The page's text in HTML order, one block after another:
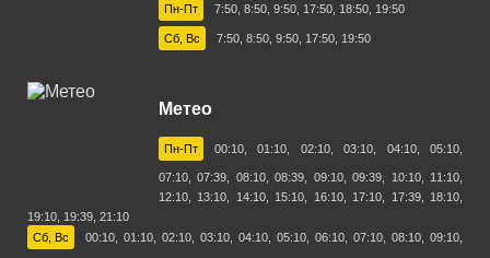
Пн-Пт 7:50, 8:50, 9:50, 17:50, 18:50, 19:50
Сб, Вс 7:50, 8:50, 9:50, 17:50, 19:50
Метео
Пн-Пт 00:10, 01:10, 02:10, 03:10, 04:10, 05:10,
07:10, 07:39, 08:10, 08:39, 09:10, 09:39, 10:10, 11:10,
12:10, 13:10, 14:10, 15:10, 16:10, 17:10, 17:39, 18:10,
19:10, 19:39, 21:10
Сб, Вс
00:10, 01:10, 02:10, 03:10, 04:10, 05:10, 06:10, 07:10, 08:10, 09:10,